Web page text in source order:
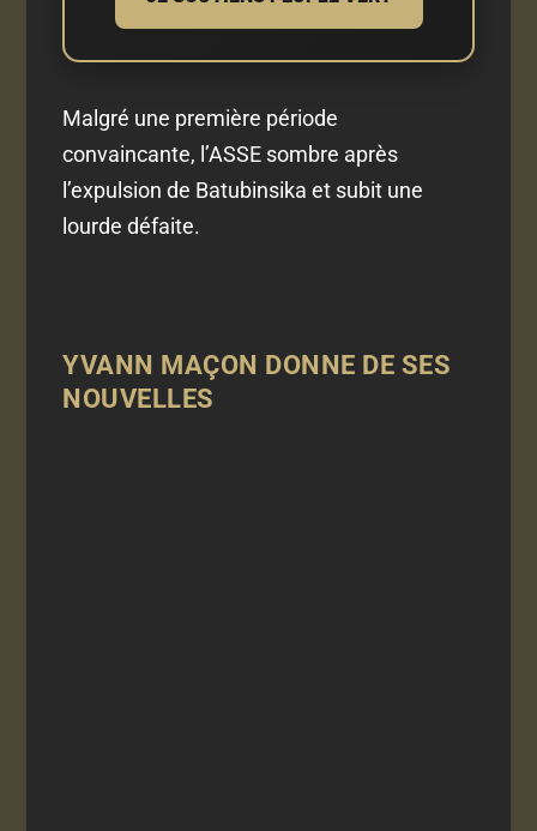
Malgré une première période
convaincante, l’ASSE sombre après
l’expulsion de Batubinsika et subit une
lourde défaite.
YVANN MAÇON DONNE DE SES
NOUVELLES